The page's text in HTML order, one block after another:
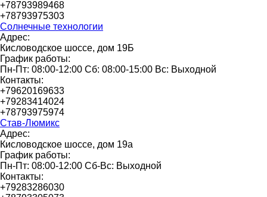
+78793989468
+78793975303
Солнечные технологии
Адрес:
Кисловодское шоссе, дом 19Б
График работы:
Пн-Пт: 08:00-12:00 Сб: 08:00-15:00 Вс: Выходной
Контакты:
+79620169633
+79283414024
+78793975974
Став-Люмикс
Адрес:
Кисловодское шоссе, дом 19а
График работы:
Пн-Пт: 08:00-12:00 Сб-Вс: Выходной
Контакты:
+79283286030